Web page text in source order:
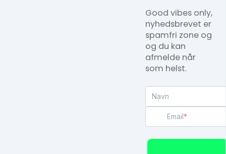
Good vibes only,
nyhedsbrevet er
spamfri zone og
og du kan
afmelde når
som helst.
Navn
Email